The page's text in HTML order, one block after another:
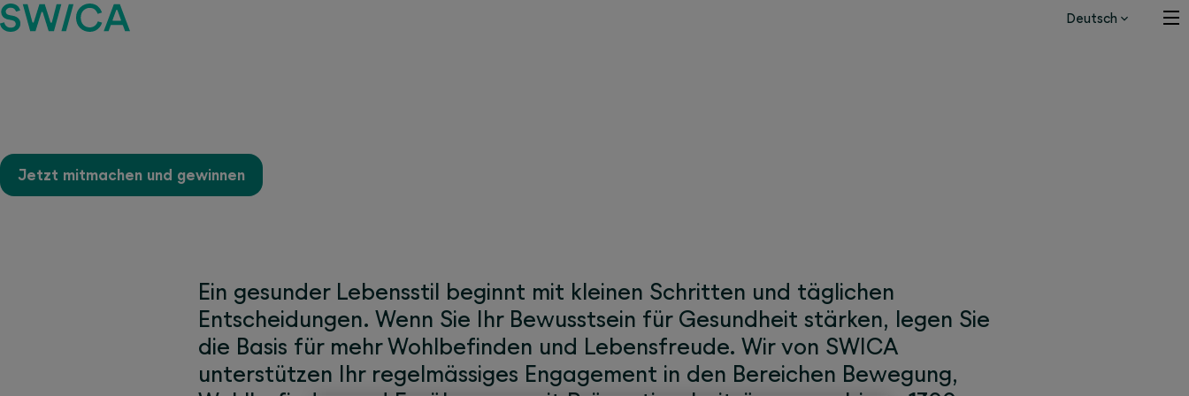
Deutsch
Jetzt mitmachen und gewinnen
Ein gesunder Lebensstil beginnt mit kleinen Schritten und täglichen
Entscheidungen. Wenn Sie Ihr Bewusstsein für Gesundheit stärken, legen Sie
die Basis für mehr Wohlbefinden und Lebensfreude. Wir von SWICA
unterstützen Ihr regelmässiges Engagement in den Bereichen Bewegung,